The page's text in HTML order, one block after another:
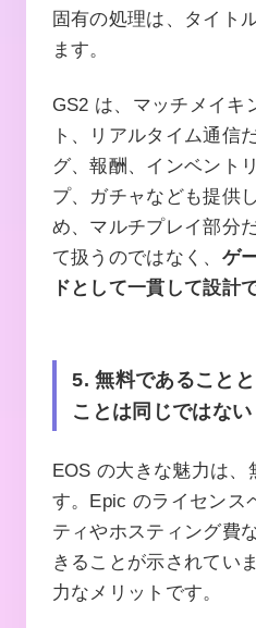
固有の処理は、タイト
ます。
GS2 は、マッチメイキ
ト、リアルタイム通信
グ、報酬、インベント
プ、ガチャなども提供
め、マルチプレイ部分
て扱うのではなく、 ゲ
ドとして一貫して設計
5. 無料であること
ことは同じではない
EOS の大きな魅力は
す。Epic のライセンス
ティやホスティング費
きることが示されてい
力なメリットです。